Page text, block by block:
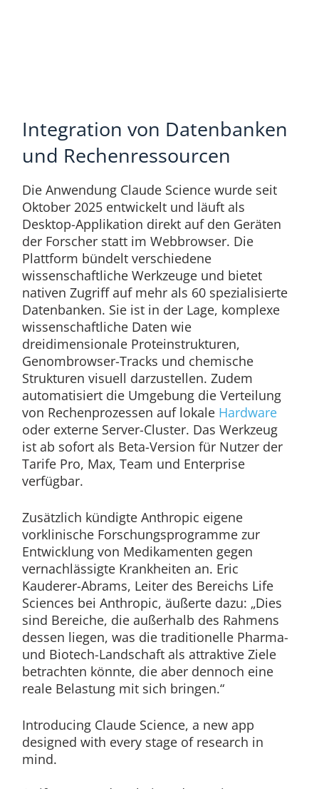
Integration von Datenbanken
und Rechenressourcen
Die Anwendung Claude Science wurde seit
Oktober 2025 entwickelt und läuft als
Desktop-Applikation direkt auf den Geräten
der Forscher statt im Webbrowser. Die
Plattform bündelt verschiedene
wissenschaftliche Werkzeuge und bietet
nativen Zugriff auf mehr als 60 spezialisierte
Datenbanken. Sie ist in der Lage, komplexe
wissenschaftliche Daten wie
dreidimensionale Proteinstrukturen,
Genombrowser-Tracks und chemische
Strukturen visuell darzustellen. Zudem
automatisiert die Umgebung die Verteilung
von Rechenprozessen auf lokale Hardware
oder externe Server-Cluster. Das Werkzeug
ist ab sofort als Beta-Version für Nutzer der
Tarife Pro, Max, Team und Enterprise
verfügbar.
Zusätzlich kündigte Anthropic eigene
vorklinische Forschungsprogramme zur
Entwicklung von Medikamenten gegen
vernachlässigte Krankheiten an. Eric
Kauderer-Abrams, Leiter des Bereichs Life
Sciences bei Anthropic, äußerte dazu: „Dies
sind Bereiche, die außerhalb des Rahmens
dessen liegen, was die traditionelle Pharma-
und Biotech-Landschaft als attraktive Ziele
betrachten könnte, die aber dennoch eine
reale Belastung mit sich bringen.“
Introducing Claude Science, a new app
designed with every stage of research in
mind.